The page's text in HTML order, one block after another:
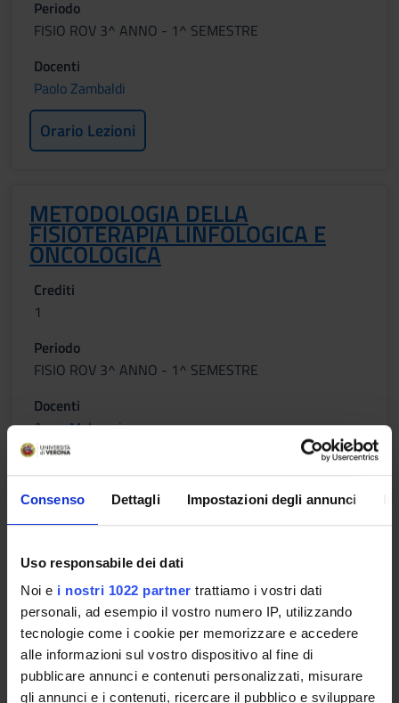
Consenso Dettagli Impostazioni degli annunci
Uso responsabile dei dati
Noi e i nostri 1022 partner trattiamo i vostri dati
personali, ad esempio il vostro numero IP, utilizzando
tecnologie come i cookie per memorizzare e accedere
alle informazioni sul vostro dispositivo al fine di
pubblicare annunci e contenuti personalizzati, misurare
gli annunci e i contenuti, ricercare il pubblico e sviluppare
Periodo
FISIO ROV 3^ ANNO - 1^ SEMESTRE
Docenti
Paolo Zambaldi
Orario Lezioni
METODOLOGIA DELLA
FISIOTERAPIA LINFOLOGICA E
ONCOLOGICA
Crediti
1
Periodo
FISIO ROV 3^ ANNO - 1^ SEMESTRE
Docenti
Anna Malvezzi
Orario Lezioni
Fornire conoscenze di base riguardanti la geriatria e la
metodologia della fisioterapia geriatrica nonché l’oncologia e
la metodologia della fisioterapia linfologica e oncologica.
MODULO: GERIATRIA Acquisire conoscenze riguardanti le
patologie disabilitanti dell’anziano a proposito della loro
l’epidemiologia, specificità e presentazione clinica. Conoscere il